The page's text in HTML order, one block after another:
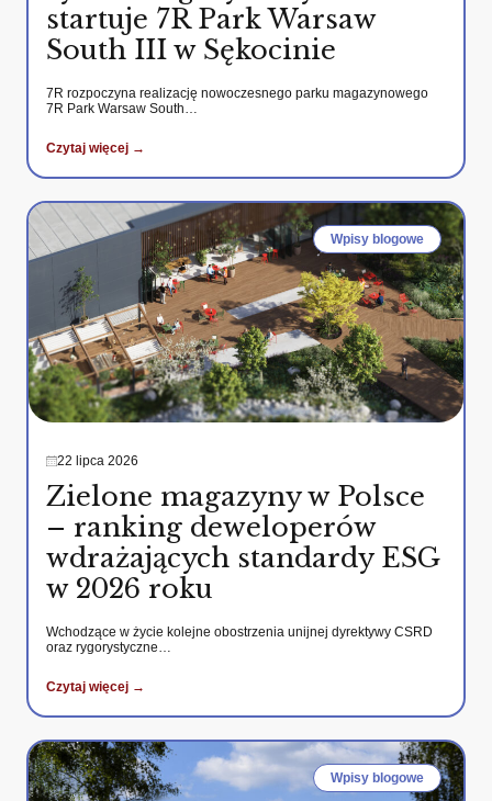
startuje 7R Park Warsaw
South III w Sękocinie
7R rozpoczyna realizację nowoczesnego parku magazynowego
7R Park Warsaw South…
Czytaj więcej →
Wpisy blogowe
22 lipca 2026
Zielone magazyny w Polsce
– ranking deweloperów
wdrażających standardy ESG
w 2026 roku
Wchodzące w życie kolejne obostrzenia unijnej dyrektywy CSRD
oraz rygorystyczne…
Czytaj więcej →
Wpisy blogowe